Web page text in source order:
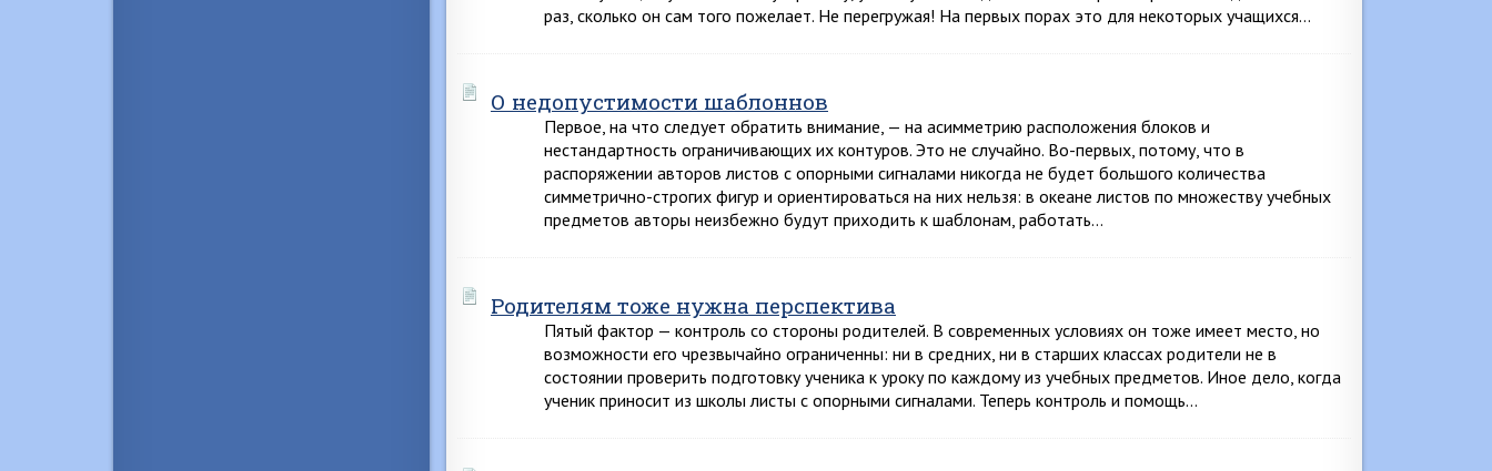
раз, сколько он сам того пожелает. Не перегружая! На первых порах это для некоторых учащихся…
О недопустимости шаблоннов
Первое, на что следует обратить внимание, — на асимметрию расположения блоков и
нестандартность ограничивающих их контуров. Это не случайно. Во-первых, потому, что в
распоряжении авторов листов с опорными сигналами никогда не будет большого количества
симметрично-строгих фигур и ориентироваться на них нельзя: в океане листов по множеству учебных
предметов авторы неизбежно будут приходить к шаблонам, работать…
Родителям тоже нужна перспектива
Пятый фактор — контроль со стороны родителей. В современных условиях он тоже имеет место, но
возможности его чрезвычайно ограниченны: ни в средних, ни в старших классах родители не в
состоянии проверить подготовку ученика к уроку по каждому из учебных предметов. Иное дело, когда
ученик приносит из школы листы с опорными сигналами. Теперь контроль и помощь…